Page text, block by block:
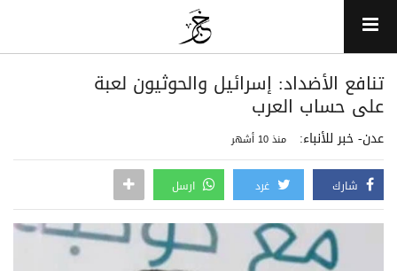
تنافع الأضداد: إسرائيل والحوثيون لعبة
على حساب العرب
عدن- خبر للأنباء: منذ 10 أشهر
شارك غرد ارسل